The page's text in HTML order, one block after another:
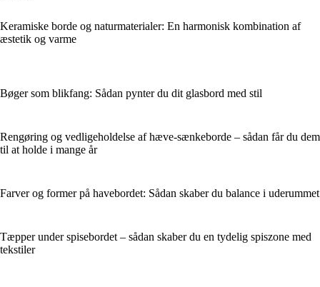
Keramiske borde og naturmaterialer: En harmonisk kombination af
æstetik og varme
Bøger som blikfang: Sådan pynter du dit glasbord med stil
Rengøring og vedligeholdelse af hæve-sænkeborde – sådan får du dem
til at holde i mange år
Farver og former på havebordet: Sådan skaber du balance i uderummet
Tæpper under spisebordet – sådan skaber du en tydelig spiszone med
tekstiler